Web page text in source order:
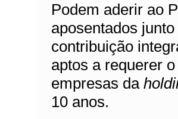
Podem aderir ao
aposentados
contribuição
aptos a requerer
empresas da
10 anos.